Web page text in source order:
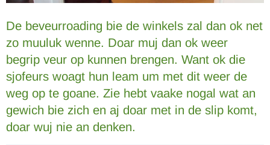
De beveurroading bie de winkels zal dan ok net
zo muuluk wenne. Doar muj dan ok weer
begrip veur op kunnen brengen. Want ok die
sjofeurs woagt hun leam um met dit weer de
weg op te goane. Zie hebt vaake nogal wat an
gewich bie zich en aj doar met in de slip komt,
doar wuj nie an denken.